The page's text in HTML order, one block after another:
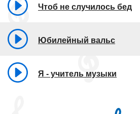
Чтоб не случилось бед
Юбилейный вальс
Я - учитель музыки